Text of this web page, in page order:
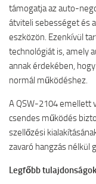
támogatja az auto-
átviteli sebességet és
eszközön. Ezenkívül
technológiát is, amely
annak érdekében,
normál működéshez.
A QSW-2104 emellett
csendes működés
szellőzési
zavaró hangzás nélkül
Legfőbb tulajdonságok